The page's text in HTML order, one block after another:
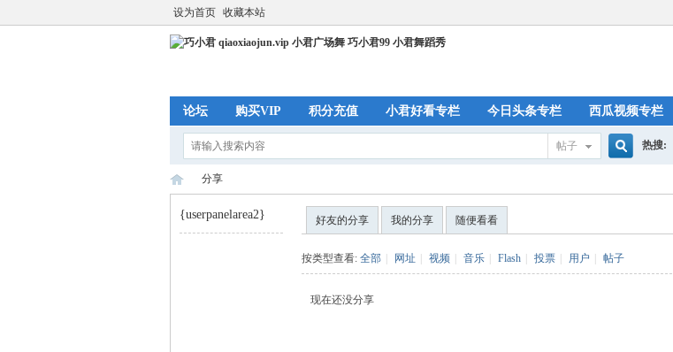
设为首页 收藏本站
论坛 购买VIP 积分充值 小君好看专栏 今日头条专栏 西瓜视频专栏
帖子 热搜:
分享
{userpanelarea2} 好友的分享 我的分享 随便看看
按类型查看: 全部 网址 视频 音乐 Flash 投票 用户 帖子
现在还没分享